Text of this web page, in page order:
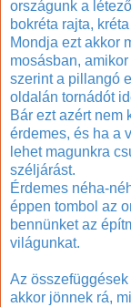
országunk a
bokréta rajta,
Mondja ezt akkor
mosásban,
szerinta pillangó
oldalán tornádót
Bár ezt azért nem
érdemes, és ha a
lehet magunkra
széljárást.
Érdemes néha-
éppen tombol az
bennünket az
világunkat.
Az
akkor jönnek rá,